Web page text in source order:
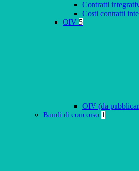
Contratti
Costi contratti
OIV 5
OIV (da
Bandi di concorso 1